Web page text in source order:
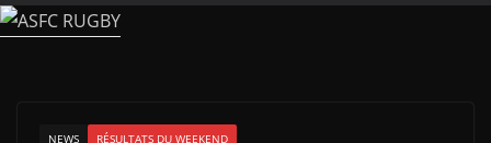
NEWS RÉSULTATS DU WEEKEND